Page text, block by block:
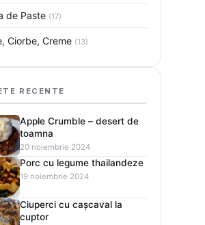
de Paste (17)
Ciorbe, Creme (13)
RECENTE
Apple Crumble – desert de
toamna
20 noiembrie 2024
Porc cu legume thailandeze
19 noiembrie 2024
Ciuperci cu cașcaval la
cuptor